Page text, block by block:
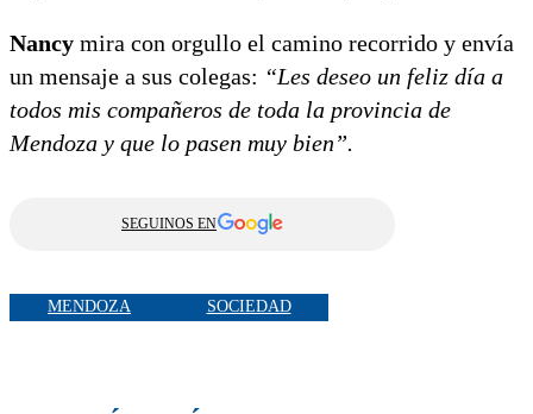
Nancy mira con orgullo el camino recorrido y envía
un mensaje a sus colegas: “Les deseo un feliz día a
todos mis compañeros de toda la provincia de
Mendoza y que lo pasen muy bien”.
SEGUINOS EN
MENDOZA SOCIEDAD